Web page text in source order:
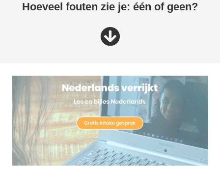
Hoeveel fouten zie je: één of geen?